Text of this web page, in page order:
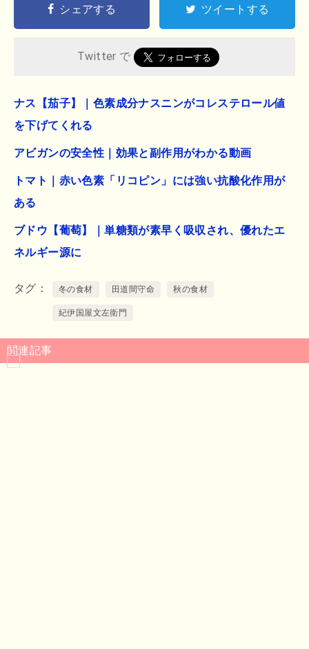
シェアする ツイートする
Twitter で
ナス【茄子】｜色素成分ナスニンがコレステロール値
を下げてくれる
アビガンの安全性｜効果と副作用がわかる動画
トマト｜赤い色素「リコピン」には強い抗酸化作用が
ある
ブドウ【葡萄】｜単糖類が素早く吸収され、優れたエ
ネルギー源に
タグ 冬の食材 田道間守命 秋の食材
紀伊国屋文左衛門
関連記事